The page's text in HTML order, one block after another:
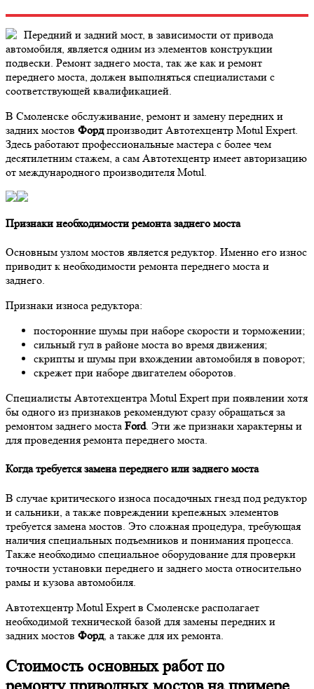
Передний и задний мост, в зависимости от привода
автомобиля, является одним из элементов конструкции
подвески. Ремонт заднего моста, так же как и ремонт
переднего моста, должен выполняться специалистами с
соответствующей квалификацией.
В Смоленске обслуживание, ремонт и замену передних и
задних мостов Фордпроизводит Автотехцентр Motul Expert.
Здесь работают профессиональные мастера с более чем
десятилетним стажем, а сам Автотехцентр имеет авторизацию
от международного производителя Motul.
Признаки необходимости ремонта заднего моста
Основным узлом мостов является редуктор. Именно его износ
приводит к необходимости ремонта переднего моста и
заднего.
Признаки износа редуктора:
посторонние шумы при наборе скорости и торможении;
сильный гул в районе моста во время движения;
скрипты и шумы при вхождении автомобиля в поворот;
скрежет при наборе двигателем оборотов.
Специалисты Автотехцентра Motul Expert при появлении хотя
бы одного из признаков рекомендуют сразу обращаться за
ремонтом заднего моста Ford. Эти же признаки характерны и
для проведения ремонта переднего моста.
Когда требуется замена переднего или заднего моста
В случае критического износа посадочных гнезд под редуктор
и сальники, а также повреждении крепежных элементов
требуется замена мостов. Это сложная процедура, требующая
наличия специальных подъемников и понимания процесса.
Также необходимо специальное оборудование для проверки
точности установки переднего и заднего моста относительно
рамы и кузова автомобиля.
Автотехцентр Motul Expert в Смоленске располагает
необходимой технической базой для замены передних и
задних мостов Форд, а также для их ремонта.
Стоимость основных работ по